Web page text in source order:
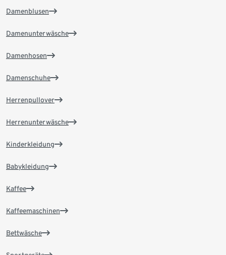
Damenblusen
Damenunterwäsche
Damenhosen
Damenschuhe
Herrenpullover
Herrenunterwäsche
Kinderkleidung
Babykleidung
Kaffee
Kaffeemaschinen
Bettwäsche